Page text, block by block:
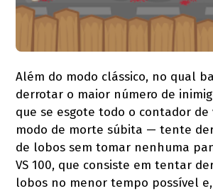
Além do modo clássico, no qual
derrotar o maior número de
que se esgote todo o contador de
modo de morte súbita — tente
de lobos sem tomar nenhuma
VS 100, que consiste em tentar
lobos no menor tempo possível